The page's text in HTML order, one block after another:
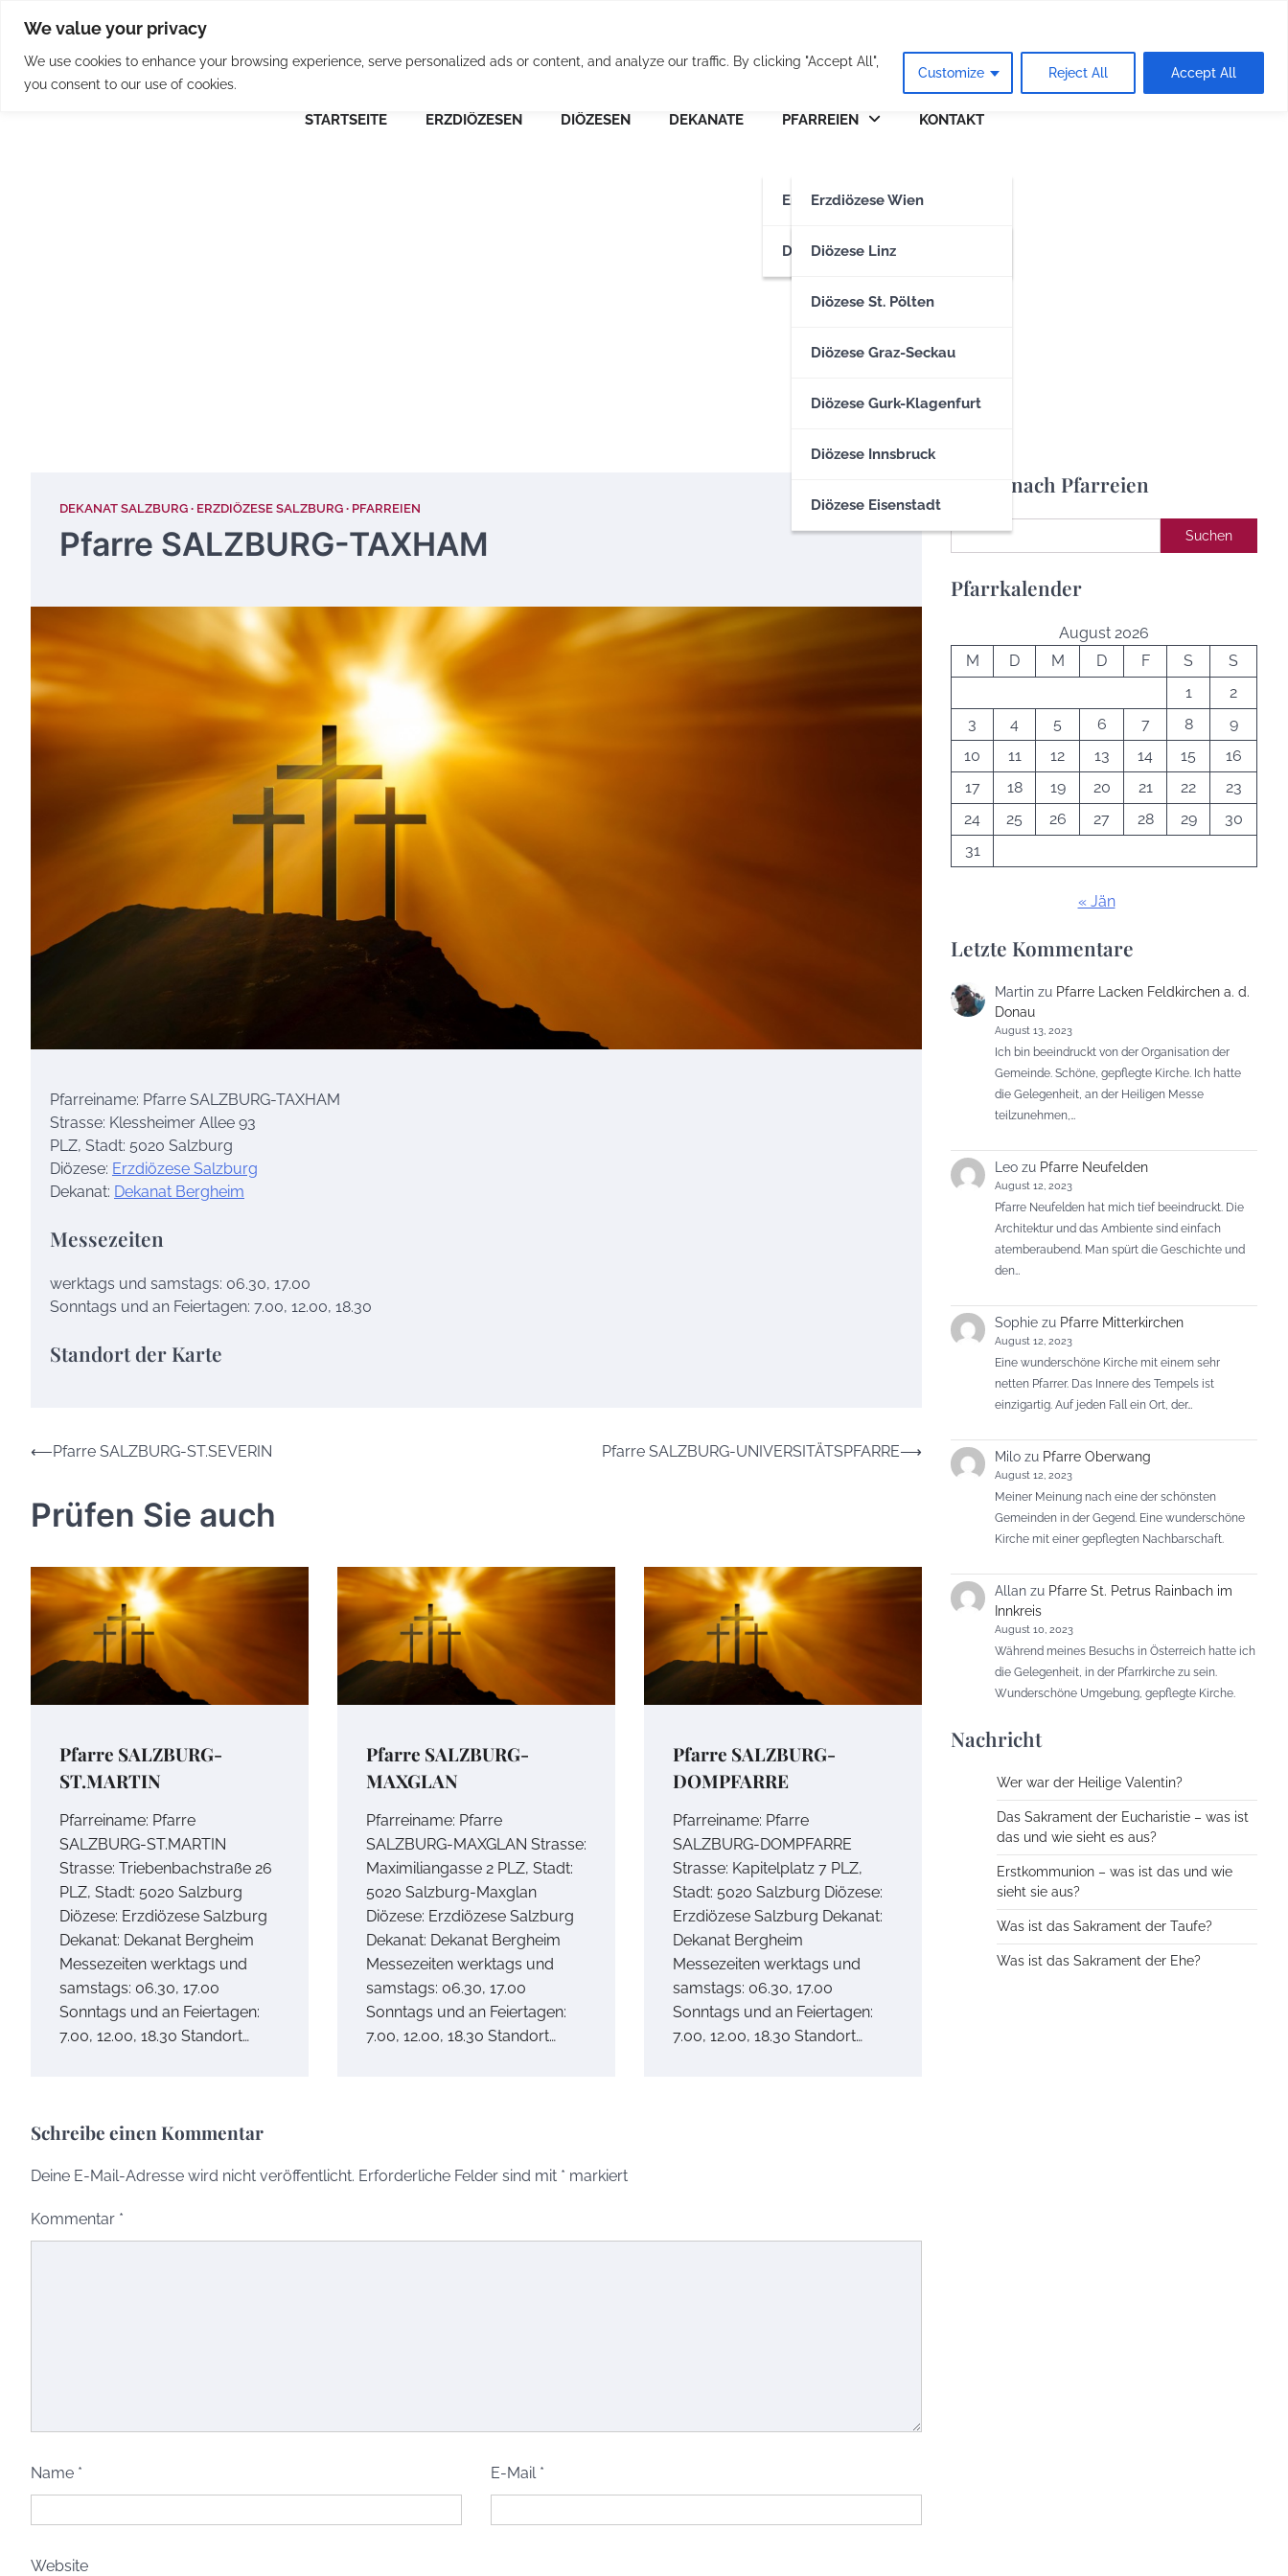
We value your privacy
We use cookies to enhance your browsing experience, serve personalized ads or content, and analyze our traffic. By clicking "Accept All",
you consent to our use of cookies.
Customize Reject All Accept All
content
Osterreichische Pfarreie
STARTSEITE ERZDIÖZESEN DIÖZESEN DEKANATE PFARREIEN
Erzdiözesen
Erzdiözese Wien
Erzdiözese Salzburg
DiözesenDiözese Linz
Diözese St. Pölten
Diözese Graz-Seckau
Diözese Gurk-Klagenfurt
Diözese Innsbruck
Diözese Eisenstadt
KONTAKT
DEKANAT SALZBURG ERZDIÖZESE SALZBURG PFARREIEN
Pfarre SALZBURG-TAXHAM
Pfarreiname: Pfarre SALZBURG-TAXHAM
Strasse: Klessheimer Allee 93
PLZ, Stadt: 5020 Salzburg
Diözese: Erzdiözese Salzburg
Dekanat: Dekanat Bergheim
Messezeiten
werktags und samstags: 06.30, 17.00
Sonntags und an Feiertagen: 7.00, 12.00, 18.30
Standort der Karte
Beitrags-
⟵Pfarre SALZBURG-ST.SEVERIN Pfarre SALZBURG-UNIVERSITÄTSPFARRE⟶
Prüfen Sie auch
Pfarre SALZBURG-
ST.MARTIN
Pfarreiname: Pfarre
SALZBURG-ST.MARTIN
Strasse: Triebenbachstraße 26
PLZ, Stadt: 5020 Salzburg
Diözese: Erzdiözese Salzburg
Dekanat: Dekanat Bergheim
Messezeiten werktags und
samstags: 06.30, 17.00
Sonntags und an Feiertagen:
7.00, 12.00, 18.30 Standort…
Pfarre SALZBURG-
MAXGLAN
Pfarreiname: Pfarre
SALZBURG-MAXGLAN Strasse:
Maximiliangasse 2 PLZ, Stadt:
5020 Salzburg-Maxglan
Diözese: Erzdiözese Salzburg
Dekanat: Dekanat Bergheim
Messezeiten werktags und
samstags: 06.30, 17.00
Sonntags und an Feiertagen:
7.00, 12.00, 18.30 Standort…
Pfarre SALZBURG-
DOMPFARRE
Pfarreiname: Pfarre
SALZBURG-DOMPFARRE
Strasse: Kapitelplatz 7 PLZ,
Stadt: 5020 Salzburg Diözese:
Erzdiözese Salzburg Dekanat:
Dekanat Bergheim
Messezeiten werktags und
samstags: 06.30, 17.00
Sonntags und an Feiertagen:
7.00, 12.00, 18.30 Standort…
Schreibe einen Kommentar
Deine E-Mail-Adresse wird nicht veröffentlicht. Erforderliche Felder sind mit * markiert
Kommentar *
Name * E-Mail *
Website
Suche nach Pfarreien
Suchen Suchen
Pfarrkalender
August 2026
M
D M D F S
S
1
2
3
4 5 6 7 8
9
10
11 12 13 14 15
16
17
18 19 20 21 22
23
24
25 26 27 28 29
30
31
« Jän
Letzte Kommentare
Martin zu Pfarre Lacken Feldkirchen a. d.
Donau
August 13, 2023
Ich bin beeindruckt von der Organisation der
Gemeinde. Schöne, gepflegte Kirche. Ich hatte
die Gelegenheit, an der Heiligen Messe
teilzunehmen,…
Leo zu Pfarre Neufelden
August 12, 2023
Pfarre Neufelden hat mich tief beeindruckt. Die
Architektur und das Ambiente sind einfach
atemberaubend. Man spürt die Geschichte und
den…
Sophie zu Pfarre Mitterkirchen
August 12, 2023
Eine wunderschöne Kirche mit einem sehr
netten Pfarrer. Das Innere des Tempels ist
einzigartig. Auf jeden Fall ein Ort, der…
Milo zu Pfarre Oberwang
August 12, 2023
Meiner Meinung nach eine der schönsten
Gemeinden in der Gegend. Eine wunderschöne
Kirche mit einer gepflegten Nachbarschaft.
Allan zu Pfarre St. Petrus Rainbach im
Innkreis
August 10, 2023
Während meines Besuchs in Österreich hatte ich
die Gelegenheit, in der Pfarrkirche zu sein.
Wunderschöne Umgebung, gepflegte Kirche.
Nachricht
Wer war der Heilige Valentin?
Das Sakrament der Eucharistie – was ist
das und wie sieht es aus?
Erstkommunion – was ist das und wie
sieht sie aus?
Was ist das Sakrament der Taufe?
Was ist das Sakrament der Ehe?